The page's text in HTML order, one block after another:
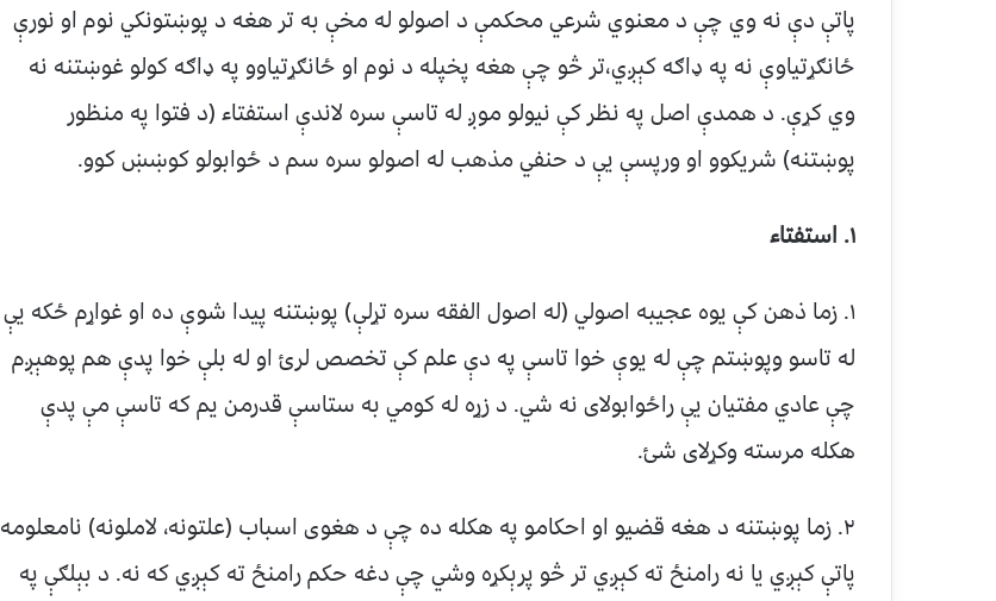
پاتې دې نه وي چې د معنوي شرعي محکمې د اصولو له مخې به تر هغه د پوښتونکي نوم او نورې
ځانګړتیاوې نه په ډاګه کېږي،تر څو چې هغه پخپله د نوم او ځانګړتیاوو په ډاګه کولو غوښتنه نه
وي کړې. د همدې اصل په نظر کې نیولو موږ له تاسې سره لاندې استفتاء (د فتوا په منظور
پوښتنه) شریکوو او ورپسې یې د حنفي مذهب له اصولو سره سم د ځوابولو کوښښ کوو.
۱. استفتاء
۱. زما ذهن کې یوه عجیبه اصولي (له اصول الفقه سره تړلې) پوښتنه پیدا شوې ده او غواړم ځکه یې
له تاسو وپوښتم چې له یوې خوا تاسې په دې علم کې تخصص لرئ او له بلې خوا پدې هم پوهېږم
چې عادي مفتيان یې راځوابولای نه شي. د زړه له کومي به ستاسې قدرمن یم که تاسې مې پدې
هکله مرسته وکړلای شئ.
۲. زما پوښتنه د هغه قضیو او احکامو په هکله ده چې د هغوی اسباب (علتونه، لاملونه) نامعلومه
پاتې کېږي یا نه رامنځ ته کېږي تر څو پرېکړه وشي چې دغه حکم رامنځ ته کېږي که نه. د بېلګې په